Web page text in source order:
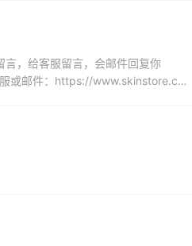
，给客服留言，会邮件回复你
skinstore客服电话：1-844-433-5143 在线客服或邮件：https://www.skinstore.com/help-centre.list